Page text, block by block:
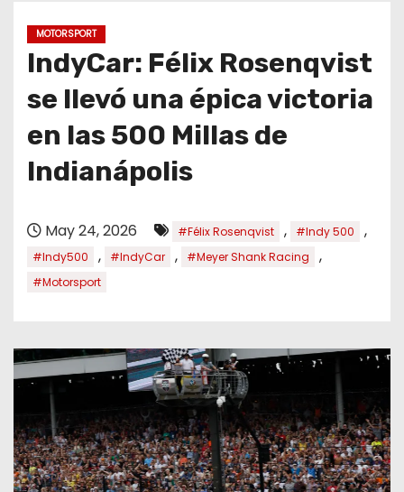
MOTORSPORT
IndyCar: Félix Rosenqvist
se llevó una épica victoria
en las 500 Millas de
Indianápolis
May 24, 2026 #Félix Rosenqvist , #Indy 500 ,
#Indy500 , #IndyCar , #Meyer Shank Racing ,
#Motorsport